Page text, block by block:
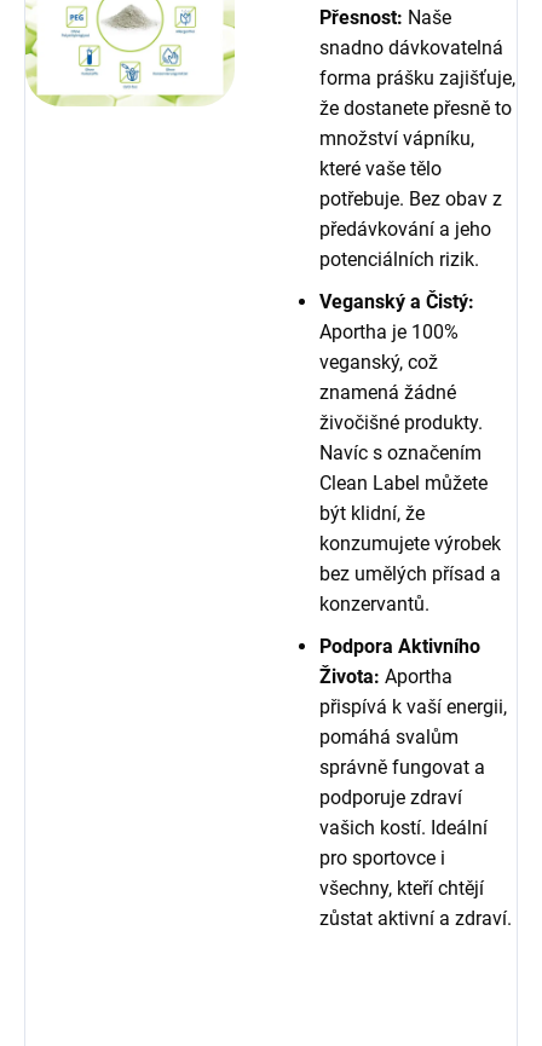
Přesnost: Naše
snadno dávkovatelná
forma prášku zajišťuje,
že dostanete přesně to
množství vápníku,
které vaše tělo
potřebuje. Bez obav z
předávkování a jeho
potenciálních rizik.
Veganský a Čistý:
Aportha je 100%
veganský, což
znamená žádné
živočišné produkty.
Navíc s označením
Clean Label můžete
být klidní, že
konzumujete výrobek
bez umělých přísad a
konzervantů.
Podpora Aktivního
Života: Aportha
přispívá k vaší energii,
pomáhá svalům
správně fungovat a
podporuje zdraví
vašich kostí. Ideální
pro sportovce i
všechny, kteří chtějí
zůstat aktivní a zdraví.